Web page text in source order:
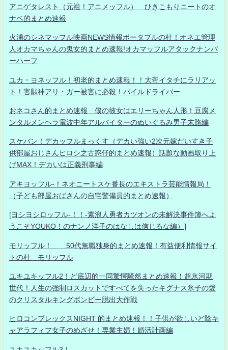
アニゲタレスト（元祖！アニメッフル） ひきこもりニートのオ
ナベ的まとめ速報
火浦のシネマッフル映画NEWS情報ポータブルの杜！オネエ管理
人オカマちゃんの鬼女的まとめ速報!オカマッフルアタックナンバ
ーハーフ
ユカ・ヨネッフル！初老的まとめ速報！！大帝イタチにラリアッ
ト！害獣神アリ・ガー被害に必殺！パイルドライバー
おネコさん的まとめ速報 僕の彼女はエリーちゃん人形！豆腐メ
ンタルメンヘラ電波中年アルバイターのぬいぐるみ男子末路編
スケバン！デカッフルまっくす（デカい強い2次元嫁だいすき子
供部屋おじさんヒロシ之古惑仔的まとめ速報）話題な動画取り上
げMAX！デカいは正義刑事編
アキヨッフル-！ネオニートスケ番長のエキストラ芸能情報局！
（子ども部屋おばさんの自宅警備員的まとめ速報）
[ヨシヨシロッフル-！！-素浪人勇者カツオンの未解決事件簿へよ
うこそYOUKO！のナンノ洋子のはなしは信じるな編）]
モリッフル！ 50代無職独身的まとめ速報！有益便利情報サイ
トの杜 モリッフル
ユキユキッフル2！ど底辺的一同驚愕騒然まとめ速報！超氷河期
世代！人生の強制ロスカットですべてを失ったキグナス氷子の愛
のクリスタルキングボンビー脱出大作戦
ヒロコンプレックスNIGHT 的まとめ速報！！子供が欲しいど陰キ
ャアラフィフ女子のめざせ！専業主婦！婚活計画編